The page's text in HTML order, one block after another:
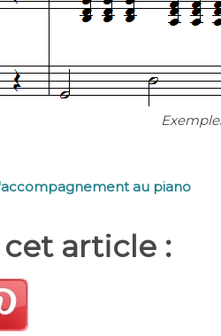
au piano
article :